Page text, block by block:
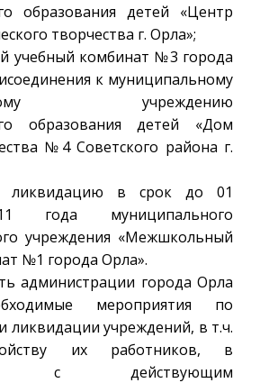
образования детей «Центр
творчества г. Орла»;
учебный комбинат №3 города
к муниципальному
учреждению
образования детей «Дом
№4 Советского района г.
ликвидацию в срок до 01
года муниципального
учреждения «Межшкольный
№1 города Орла».
администрации города Орла
мероприятия по
ликвидации учреждений, в т.ч.
их работников, в
с действующим